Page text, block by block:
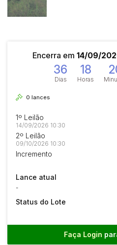
Encerra em 14/09/
36
Dias
18
Horas
0 lances
1º Leilão
14/09/2026 10:30
2º Leilão
09/10/2026 10:30
Incremento
Lance atual
-
Status do Lote
Faça Login